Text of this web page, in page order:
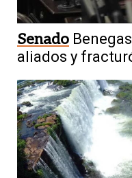
Senado
aliados y